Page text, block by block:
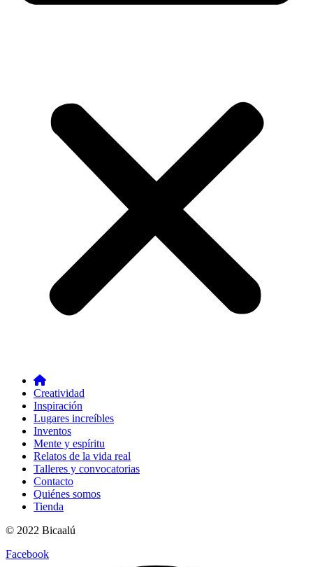
Creatividad
Inspiración
Lugares increíbles
Inventos
Mente y espíritu
Relatos de la vida real
Talleres y convocatorias
Contacto
Quiénes somos
Tienda
© 2022 Bicaalú
Facebook